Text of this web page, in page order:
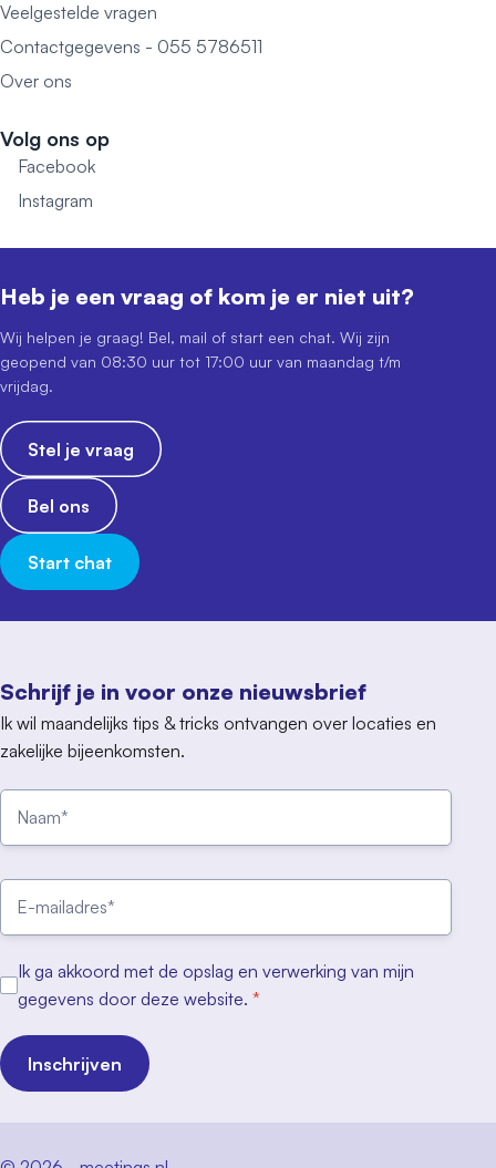
Veelgestelde vragen
Contactgegevens - 055 5786511
Over ons
Volg ons op
Facebook
Instagram
Schrijf je in voor onze nieuwsbrief
Ik wil maandelijks tips & tricks ontvangen over locaties en
zakelijke bijeenkomsten.
Ik ga akkoord met de opslag en verwerking van mijn
gegevens door deze website. *
Inschrijven
Heb je een vraag of kom je er niet uit?
Wij helpen je graag! Bel, mail of start een chat. Wij zijn
geopend van 08:30 uur tot 17:00 uur van maandag t/m
vrijdag.
Stel je vraag
Bel ons
Start chat